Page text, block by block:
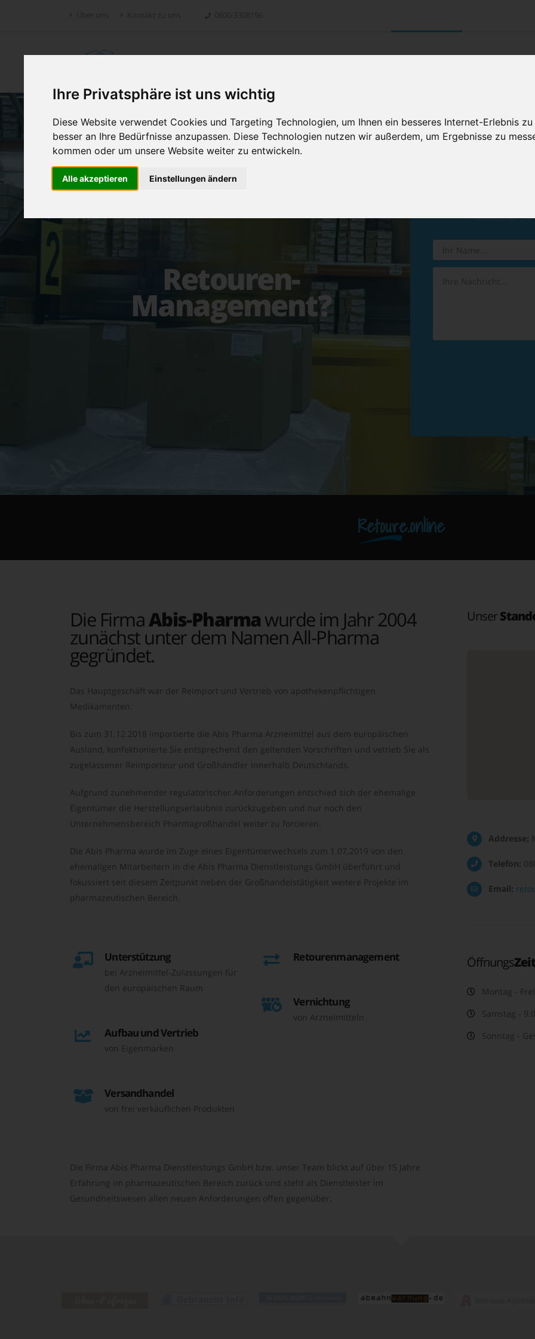
Ihre Privatsphäre ist uns wichtig
Diese Website verwendet Cookies und Targeting Technologien, um Ihnen ein besseres Internet-Erlebnis
besser an Ihre Bedürfnisse anzupassen. Diese Technologien nutzen wir außerdem, um Ergebnisse zu
kommen oder um unsere Website weiter zu entwickeln.
Alle akzeptieren Einstellungen ändern
Retoure.online
Retouren-
Management?
Hinterlassen
Retoure.online
Die FirmaAbis-Pharmawurde im Jahr 2004
zunächst unter dem Namen All-Pharma
gegründet.
Das Hauptgeschäft war der Reimport und Vertrieb von apothekenpflichtigen
Medikamenten.
Bis zum 31.12.2018 importierte die Abis Pharma Arzneimittel aus dem europäischen
Ausland, konfektionierte Sie entsprechend den geltenden Vorschriften und vetrieb Sie als
zugelassener Reimporteur und Großhändler innerhalb Deutschlands.
Aufgrund zunehmender regulatorischer Anforderungen entschied sich der ehemalige
Eigentümer die Herstellungserlaubnis zurückzugeben und nur noch den
Unternehmensbereich Pharmagroßhandel weiter zu forcieren.
Die Abis Pharma wurde im Zuge eines Eigentümerwechsels zum 1.07.2019 von den
ehemaligen Mitarbeitern in die Abis Pharma Dienstleistungs GmbH überführt und
fokussiert seit diesem Zeitpunkt neben der Großhandelstätigkeit weitere Projekte im
pharmazeutischen Bereich.
Unterstützung
bei Arzneimittel-Zulassungen für
den europäischen Raum
Aufbau und Vertrieb
von Eigenmarken
Versandhandel
von frei verkäuflichen Produkten
Retourenmanagement
Vernichtung
von Arzneimitteln
Die Firma Abis Pharma Dienstleistungs GmbH bzw. unser Team blickt auf über 15 Jahre
Erfahrung im pharmazeutischen Bereich zurück und steht als Dienstleister im
Gesundheitswesen allen neuen Anforderungen offen gegenüber.
Unser
Addresse:
Telefon:
Email:
Öffnungs
Montag -
Samstag -
Sonntag -